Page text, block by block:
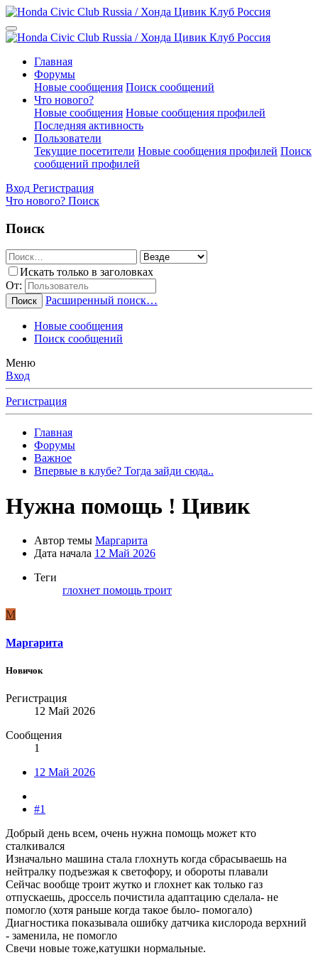
Главная
Форумы
Новые сообщения Поиск сообщений
Что нового?
Новые сообщения Новые сообщения профилей
Последняя активность
Пользователи
Текущие посетители Новые сообщения профилей Поиск
сообщений профилей
Вход Регистрация
Что нового? Поиск
Поиск
Искать только в заголовках
От:
Поиск Расширенный поиск…
Новые сообщения
Поиск сообщений
Меню
Вход
Регистрация
Главная
Форумы
Важное
Впервые в клубе? Тогда зайди сюда..
Нужна помощь ! Цивик
Автор темы Маргарита
Дата начала 12 Май 2026
Теги
глохнет помощь троит
М
Маргарита
Новичок
Регистрация
12 Май 2026
Сообщения
1
12 Май 2026
#1
Добрый день всем, очень нужна помощь может кто
сталкивался
Изначально машина стала глохнуть когда сбрасываешь на
нейтралку подъезжая к светофору, и обороты плавали
Сейчас вообще троит жутко и глохнет как только газ
отпускаешь, дроссель почистила адаптацию сделала- не
помогло (хотя раньше когда такое было- помогало)
Диагностика показывала ошибку датчика кислорода верхний
- заменила, не помогло
Свечи новые тоже,катушки нормальные.